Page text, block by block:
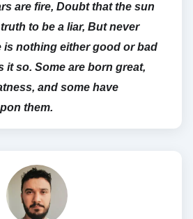
are fire, Doubt that the sun
to be a liar, But never
is nothing either good or bad
it so. Some are born great,
and some have
them.